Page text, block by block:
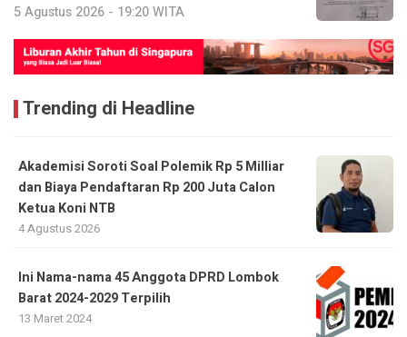
5 Agustus 2026 - 19:20 WITA
Trending di Headline
Akademisi Soroti Soal Polemik Rp 5 Milliar
dan Biaya Pendaftaran Rp 200 Juta Calon
Ketua Koni NTB
4 Agustus 2026
Ini Nama-nama 45 Anggota DPRD Lombok
Barat 2024-2029 Terpilih
13 Maret 2024